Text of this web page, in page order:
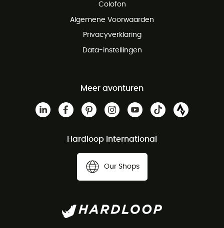
Colofon
Algemene Voorwaarden
Privacyverklaring
Data-instellingen
Meer avonturen
Hardloop International
Our Shops